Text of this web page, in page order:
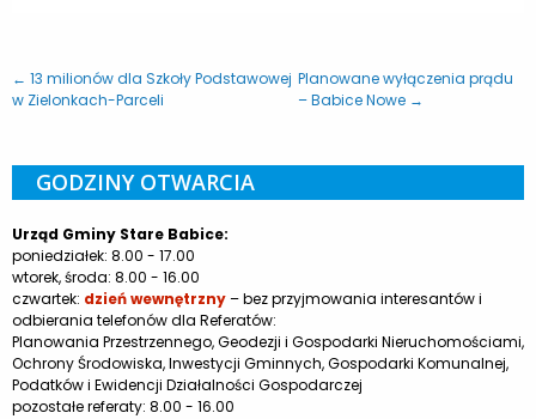
← 13 milionów dla Szkoły Podstawowej
w Zielonkach-Parceli
Planowane wyłączenia prądu
– Babice Nowe →
GODZINY OTWARCIA
Urząd Gminy Stare Babice:
poniedziałek: 8.00 - 17.00
wtorek, środa: 8.00 - 16.00
czwartek: dzień wewnętrzny– bez przyjmowania interesantów i
odbierania telefonów dla Referatów:
Planowania Przestrzennego, Geodezji i Gospodarki Nieruchomościami,
Ochrony Środowiska, Inwestycji Gminnych, Gospodarki Komunalnej,
Podatków i Ewidencji Działalności Gospodarczej
pozostałe referaty: 8.00 - 16.00